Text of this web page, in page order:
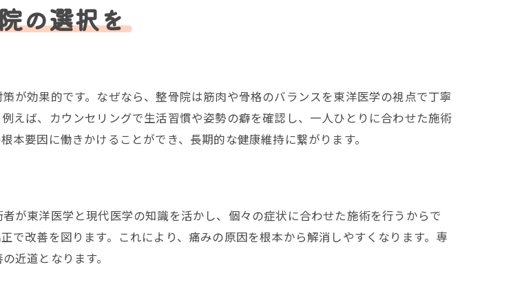
ウンセリングが整骨院の強み
ぶ整骨院通いのポイント
通う前に知りたい体験談を紹介
の改善事例が通院の参考に
いを長続きさせるポイントとは
体験から整骨院選びのヒントを得る
春町での新しい健康習慣
の選択を
が効果的です。なぜなら、整骨院は筋肉や骨格のバランスを東洋医学の視点で丁寧
えば、カウンセリングで生活習慣や姿勢の癖を確認し、一人ひとりに合わせた施術
要因に働きかけることができ、長期的な健康維持に繋がります。
が東洋医学と現代医学の知識を活かし、個々の症状に合わせた施術を行うからで
で改善を図ります。これにより、痛みの原因を根本から解消しやすくなります。専
近道となります。